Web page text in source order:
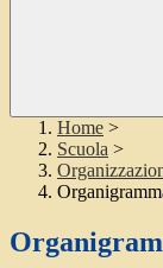
Home >
Scuola >